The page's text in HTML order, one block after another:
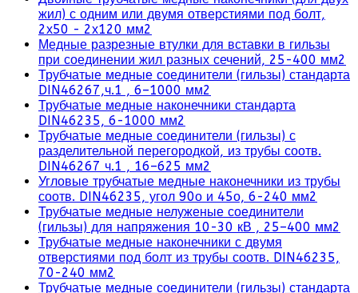
жил) с одним или двумя отверстиями под болт,
2х50 - 2х120 мм2
Медные разрезные втулки для вставки в гильзы
при соединении жил разных сечений, 25-400 мм2
Трубчатые медные соединители (гильзы) стандарта
DIN46267,ч.1 , 6–1000 мм2
Трубчатые медные наконечники стандарта
DIN46235, 6-1000 мм2
Трубчатые медные соединители (гильзы) с
разделительной перегородкой, из трубы соотв.
DIN46267 ч.1 , 16–625 мм2
Угловые трубчатые медные наконечники из трубы
соотв. DIN46235, угол 90о и 45о, 6-240 мм2
Трубчатые медные нелуженые соединители
(гильзы) для напряжения 10-30 кВ , 25–400 мм2
Трубчатые медные наконечники с двумя
отверстиями под болт из трубы соотв. DIN46235,
70-240 мм2
Трубчатые медные соединители (гильзы) стандарта